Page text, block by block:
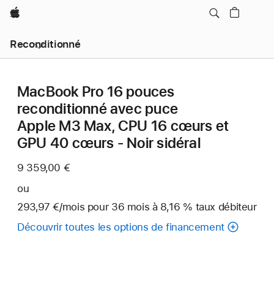
Apple
Reconditionné
MacBook Pro 16 pouces
reconditionné avec puce
Apple M3 Max, CPU 16 cœurs et
GPU 40 cœurs - Noir sidéral
9 359,00 €
ou
293,97 €/mois par
mois
pour 36 mois mois
à 8,16 % taux débiteur
Découvrir toutes les options de financement